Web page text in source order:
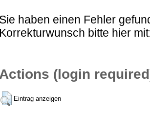
Sie haben einen Fehler
Korrekturwunsch bitte hier
Actions (login
Eintrag anzeigen